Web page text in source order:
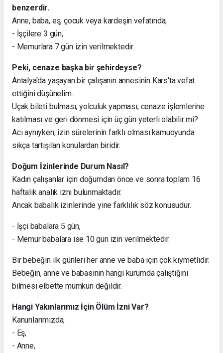
benzerdir.
Anne, baba, eş, çocuk veya kardeşin vefatında;
- İşçilere 3 gün,
- Memurlara 7 gün izin verilmektedir.
Peki, cenaze başka bir şehirdeyse?
Antalya'da yaşayan bir çalışanın annesinin Kars'ta vefat
ettiğini düşünelim.
Uçak bileti bulması, yolculuk yapması, cenaze işlemlerine
katılması ve geri dönmesi için üç gün yeterli olabilir mi?
Acı aynıyken, izin sürelerinin farklı olması kamuoyunda
sıkça tartışılan konulardan biridir.
Doğum İzinlerinde Durum Nasıl?
Kadın çalışanlar için doğumdan önce ve sonra toplam 16
haftalık analık izni bulunmaktadır.
Ancak babalık izinlerinde yine farklılık söz konusudur.
- İşçi babalara 5 gün,
- Memur babalara ise 10 gün izin verilmektedir.
Bir bebeğin ilk günleri her anne ve baba için çok kıymetlidir.
Bebeğin, anne ve babasının hangi kurumda çalıştığını
bilmesi elbette mümkün değildir.
Hangi Yakınlarımız İçin Ölüm İzni Var?
Kanunlarımızda;
- Eş,
- Anne,